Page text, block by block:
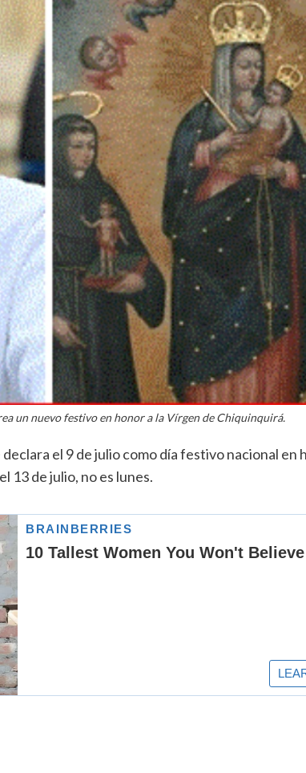
un nuevo festivo en honor a la Vírgen de Chiquinquirá.
el 9 de julio como día festivo nacional en
13 de julio, no es lunes.